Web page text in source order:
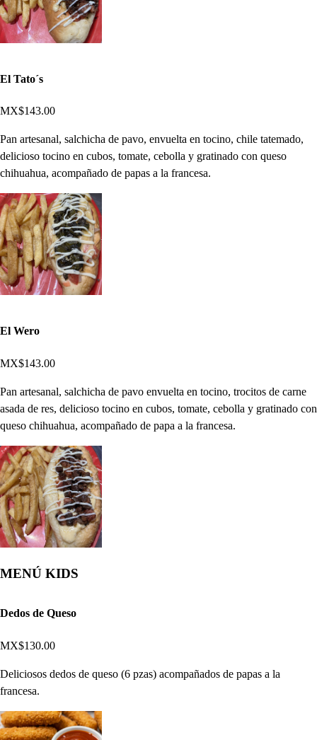
El Tato´s
MX$143.00
Pan artesanal, salchicha de pavo, envuelta en tocino, chile tatemado,
delicioso tocino en cubos, tomate, cebolla y gratinado con queso
chihuahua, acompañado de papas a la francesa.
El Wero
MX$143.00
Pan artesanal, salchicha de pavo envuelta en tocino, trocitos de carne
asada de res, delicioso tocino en cubos, tomate, cebolla y gratinado con
queso chihuahua, acompañado de papa a la francesa.
MENÚ KIDS
Dedos de Queso
MX$130.00
Deliciosos dedos de queso (6 pzas) acompañados de papas a la
francesa.